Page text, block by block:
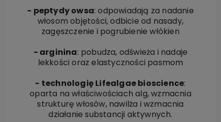
- peptydy owsa: odpowiadają za nadanie
włosom objętości, odbicie od nasady,
zagęszczenie i pogrubienie włókien
- arginina: pobudza, odświeża i nadaje
lekkości oraz elastyczności pasmom
- technologię Lifealgae bioscience:
oparta na właściwościach alg, wzmacnia
strukturę włosów, nawilża i wzmacnia
działanie substancji aktywnych.